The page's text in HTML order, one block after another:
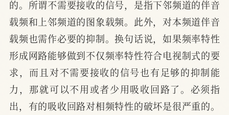
的。所谓不需要接收的信号，是指下邻频道的伴音
载频和上邻频道的图象载频。此外，对本频道伴音
载频也需作必要的抑制。换句话说，如果频率特性
形成网路能够做到不仅频率特性符合电视制式的要
求，而且对不需要接收的信号也有足够的抑制能
力，那就可以不用或者少用吸收回路了。必须指
出，有的吸收回路对相频特性的破坏是很严重的。